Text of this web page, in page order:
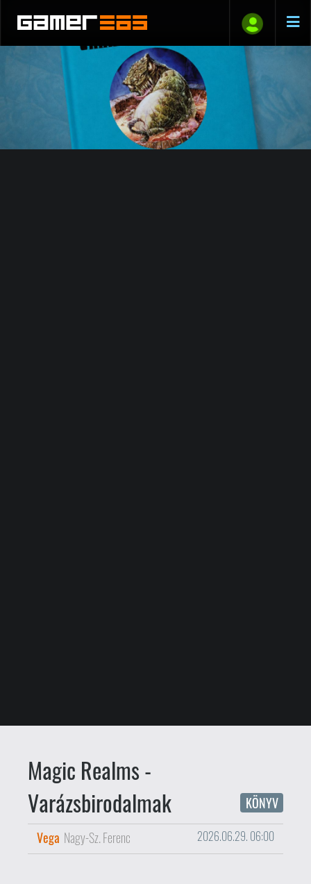
senki sem tudja biztosan, ki lapoz
kit. A Magic Realms:
Varázsbirodalmak – A Fighting
Fantasy képi világa pontosan
ilyen: keményfedeles portál egy